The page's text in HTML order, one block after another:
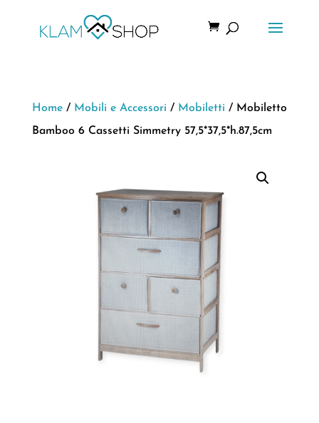
Home/ Mobili e Accessori / Mobiletti / Mobiletto
Bamboo 6 Cassetti Simmetry 57,5*37,5*h.87,5cm